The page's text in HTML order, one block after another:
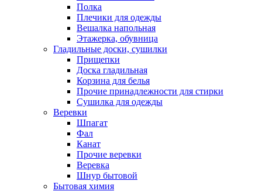
Полка
Плечики для одежды
Вешалка напольная
Этажерка, обувница
Гладильные доски, сушилки
Прищепки
Доска гладильная
Корзина для белья
Прочие принадлежности для стирки
Сушилка для одежды
Веревки
Шпагат
Фал
Канат
Прочие веревки
Веревка
Шнур бытовой
Бытовая химия